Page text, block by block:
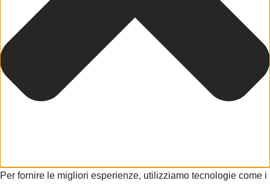
Per fornire le migliori esperienze, utilizziamo tecnologie come i